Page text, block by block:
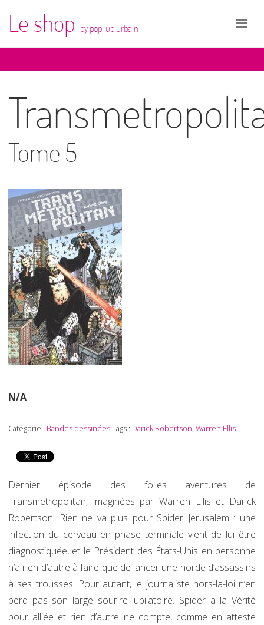
Le shop by pop-up urbain
Tome 5
N/A
Catégorie : Bandes dessinéesTags : Darick Robertson, Warren Ellis
Dernier épisode des folles aventures de
Transmetropolitan, imaginées par Warren Ellis et Darick
Robertson. Rien ne va plus pour Spider Jerusalem : une
infection du cerveau en phase terminale vient de lui être
diagnostiquée, et le Président des États-Unis en personne
n’a rien d’autre à faire que de lancer une horde d’assassins
à ses trousses. Pour autant, le journaliste hors-la-loi n’en
perd pas son large sourire jubilatoire. Spider a la Vérité
pour alliée et rien d’autre ne compte, comme en atteste